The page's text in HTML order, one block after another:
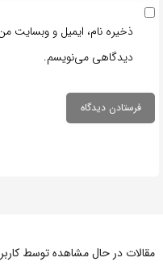
ذخیره نام، ایمیل و وبسایت
دیدگاهی می‌نویسم.
مقالات در حال مشاهده توسط